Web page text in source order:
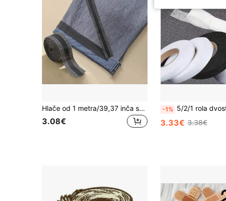
Hlače od 1 metra/39,37 inča sa skraćenim rubovima, samoljepljiva traka, nogavice hlača sa skraćenim rubovima, ljepljiva traka, rub, glačalo za hlače, podešavanje duljine odjeće za ljeto, školu
3.08€
-1% 5/2/1 rola dvostrane netkane ljepljive trake, samoljepljiva za odjeću, kape, rukotvorine, rubove zavjesa, idealna za šivanje i rubove
3.33€ 3.38€